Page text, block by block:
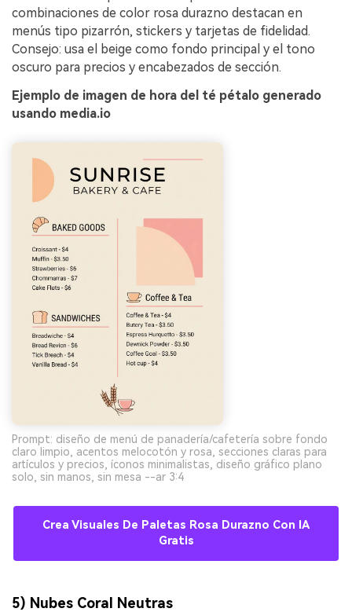
combinaciones de color rosa durazno destacan en
menús tipo pizarrón, stickers y tarjetas de fidelidad.
Consejo: usa el beige como fondo principal y el tono
oscuro para precios y encabezados de sección.
Ejemplo de imagen de hora del té pétalo generado
usando media.io
Prompt: diseño de menú de panadería/cafetería sobre fondo
claro limpio, acentos melocotón y rosa, secciones claras para
artículos y precios, íconos minimalistas, diseño gráfico plano
solo, sin manos, sin mesa --ar 3:4
Crea Visuales De Paletas Rosa Durazno Con IA
Gratis
5) Nubes Coral Neutras
Crea imágenes IA
ilimitadas. 100 %
gratis!
Empieza Gratis→